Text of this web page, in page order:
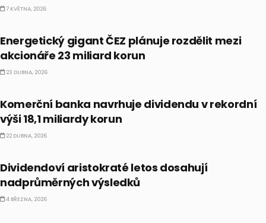
7 KVĚTNA, 2026
Energetický gigant ČEZ plánuje rozdělit mezi
akcionáře 23 miliard korun
23 DUBNA, 2026
Komerční banka navrhuje dividendu v rekordní
výši 18,1 miliardy korun
22 DUBNA, 2026
Dividendoví aristokraté letos dosahují
nadprůměrných výsledků
4 BŘEZNA, 2026